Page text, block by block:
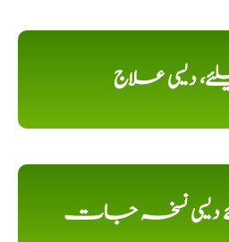
دیسی علاج
دیسی نسخہ جات